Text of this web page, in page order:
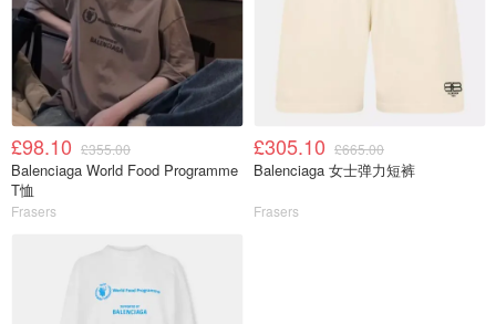
£98.10 £355.00
Balenciaga World Food Programme
T恤
Frasers
£305.10 £665.00
Balenciaga 女士弹力短裤
Frasers